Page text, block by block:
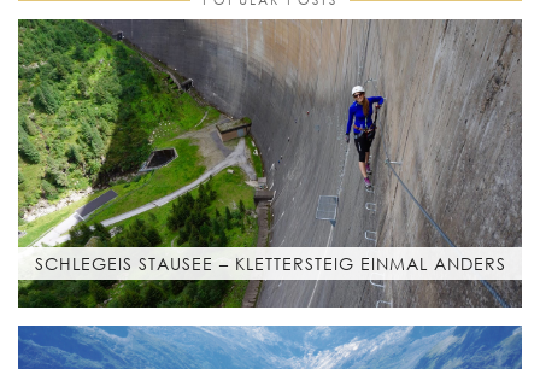
SCHLEGEIS STAUSEE – KLETTERSTEIG EINMAL ANDERS